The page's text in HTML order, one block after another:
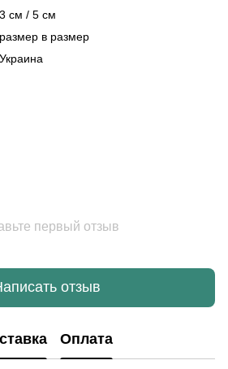
3 см / 5 см
размер в размер
Украина
первый отзыв
отзыв
Оплата